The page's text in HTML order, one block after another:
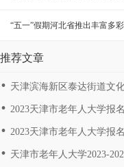
“五一”假期河北省推出丰富多
推荐文章
天津滨海新区泰达街道文
2023天津市老年人大学报
2023天津市老年人大学报
天津市老年人大学2023-